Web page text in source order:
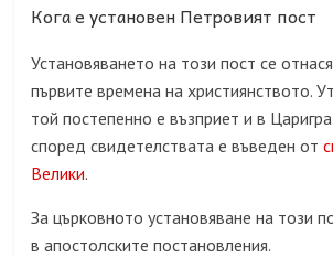
Кога е установен Петровият пост
Установяването на този пост се
първите времена на християнството.
той постепенно е възприет и в
според свидетелствата е въведен от
Велики.
За църковното установяване на този
в апостолските постановления.